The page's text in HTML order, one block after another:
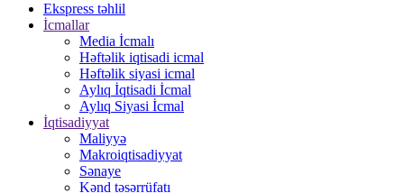
Ekspress təhlil
İcmallar
Media İcmalı
Həftəlik iqtisadi icmal
Həftəlik siyasi icmal
Aylıq İqtisadi İcmal
Aylıq Siyasi İcmal
İqtisadiyyat
Maliyyə
Makroiqtisadiyyat
Sənaye
Kənd təsərrüfatı